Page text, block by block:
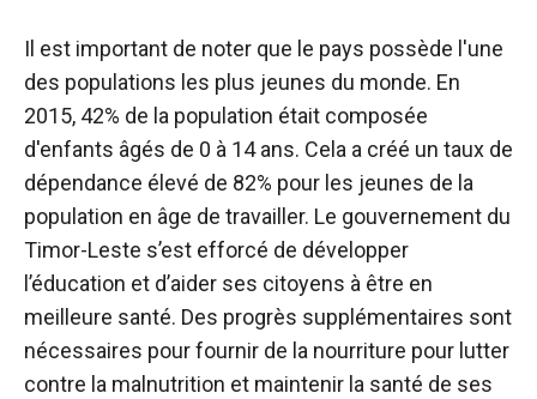
Il est important de noter que le pays possède l'une
des populations les plus jeunes du monde. En
2015, 42% de la population était composée
d'enfants âgés de 0 à 14 ans. Cela a créé un taux de
dépendance élevé de 82% pour les jeunes de la
population en âge de travailler. Le gouvernement du
Timor-Leste s’est efforcé de développer
l’éducation et d’aider ses citoyens à être en
meilleure santé. Des progrès supplémentaires sont
nécessaires pour fournir de la nourriture pour lutter
contre la malnutrition et maintenir la santé de ses